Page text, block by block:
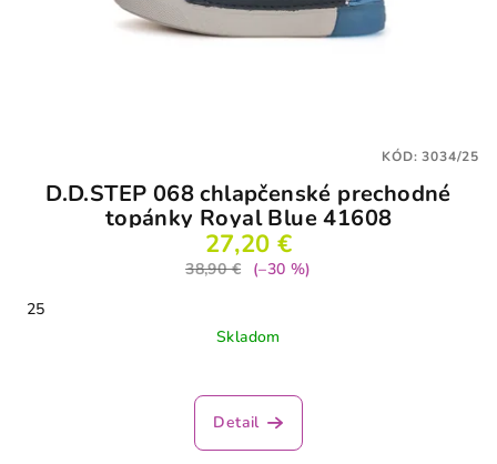
D.D.STEP 068 chlapčenské prechodné
topánky Royal Blue 41608
27,20 €
38,90 €
(–30 %)
25
Skladom
Detail
KÓD:3034/25